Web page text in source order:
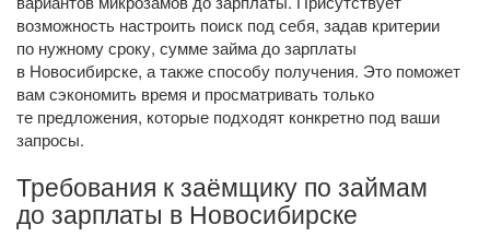
возможность настроить поиск под себя, задав критерии
по нужному сроку, сумме займа до зарплаты
в Новосибирске, а также способу получения. Это поможет
вам сэкономить время и просматривать только
те предложения, которые подходят конкретно под ваши
запросы.
Требования к заёмщику по займам
до зарплаты в Новосибирске